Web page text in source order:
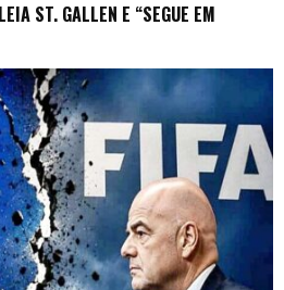
ST. GALLEN E “SEGUE EM